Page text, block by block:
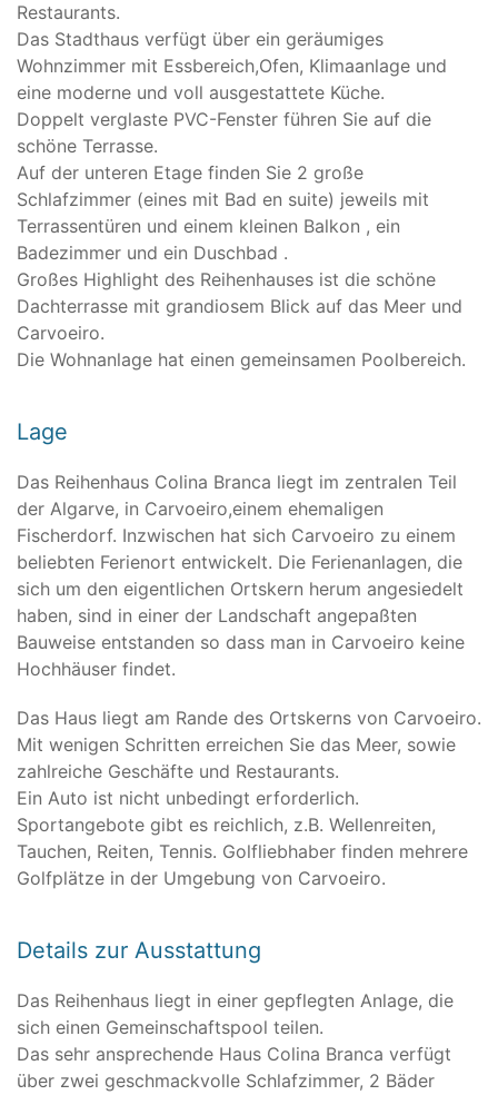
Restaurants.
Das Stadthaus verfügt über ein geräumiges
Wohnzimmer mit Essbereich,Ofen, Klimaanlage und
eine moderne und voll ausgestattete Küche.
Doppelt verglaste PVC-Fenster führen Sie auf die
schöne Terrasse.
Auf der unteren Etage finden Sie 2 große
Schlafzimmer (eines mit Bad en suite) jeweils mit
Terrassentüren und einem kleinen Balkon , ein
Badezimmer und ein Duschbad .
Großes Highlight des Reihenhauses ist die schöne
Dachterrasse mit grandiosem Blick auf das Meer und
Carvoeiro.
Die Wohnanlage hat einen gemeinsamen Poolbereich.
Lage
Das Reihenhaus Colina Branca liegt im zentralen Teil
der Algarve, in Carvoeiro,einem ehemaligen
Fischerdorf. Inzwischen hat sich Carvoeiro zu einem
beliebten Ferienort entwickelt. Die Ferienanlagen, die
sich um den eigentlichen Ortskern herum angesiedelt
haben, sind in einer der Landschaft angepaßten
Bauweise entstanden so dass man in Carvoeiro keine
Hochhäuser findet.
Das Haus liegt am Rande des Ortskerns von Carvoeiro.
Mit wenigen Schritten erreichen Sie das Meer, sowie
zahlreiche Geschäfte und Restaurants.
Ein Auto ist nicht unbedingt erforderlich.
Sportangebote gibt es reichlich, z.B. Wellenreiten,
Tauchen, Reiten, Tennis. Golfliebhaber finden mehrere
Golfplätze in der Umgebung von Carvoeiro.
Details zur Ausstattung
Das Reihenhaus liegt in einer gepflegten Anlage, die
sich einen Gemeinschaftspool teilen.
Das sehr ansprechende Haus Colina Branca verfügt
über zwei geschmackvolle Schlafzimmer, 2 Bäder